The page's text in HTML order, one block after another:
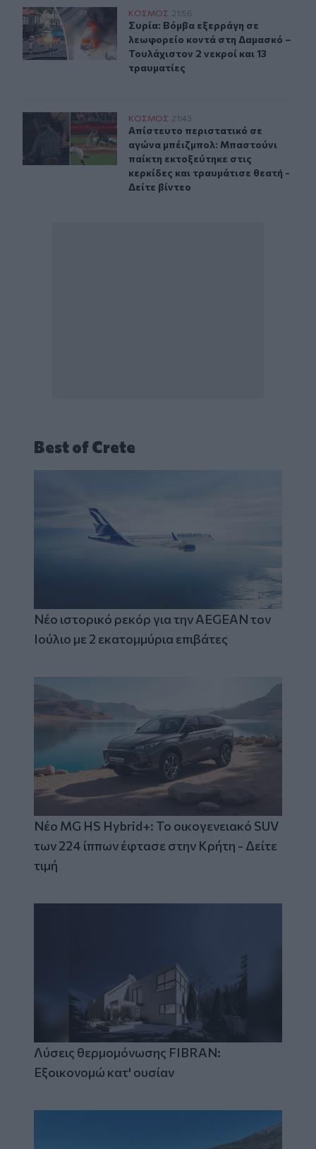
Συρία: Βόμβα εξερράγη σε λεωφορείο κοντά στη
ΚΟΣΜΟΣ 21:56
Συρία: Βόμβα εξερράγη σε
Συρία: Βόμβα εξερράγη σε
λεωφορείο κοντά στη Δαμασκό –
Τουλάχιστον 2 νεκροί και 13
τραυματίες
Απίστευτο περιστατικό σε αγώνα μπέιζμπολ:
ΚΟΣΜΟΣ 21:43
Απίστευτο περιστατικό σε αγώνα
Απίστευτο περιστατικό σε
αγώνα μπέιζμπολ: Μπαστούνι
παίκτη εκτοξεύτηκε στις
κερκίδες και τραυμάτισε θεατή -
Δείτε βίντεο
Best of Crete
Νέο ιστορικό ρεκόρ για την AEGEAN τον
Ιούλιο με 2 εκατομμύρια επιβάτες
Νέο MG HS Hybrid+: Το οικογενειακό SUV
των 224 ίππων έφτασε στην Κρήτη - Δείτε
τιμή
Λύσεις θερμομόνωσης FIBRAN:
Εξοικονομώ κατ' ουσίαν